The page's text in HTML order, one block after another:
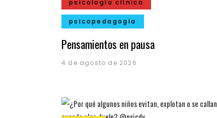
psicología clínica
psicopedagogía
Pensamientos en pausa
4 de agosto de 2026